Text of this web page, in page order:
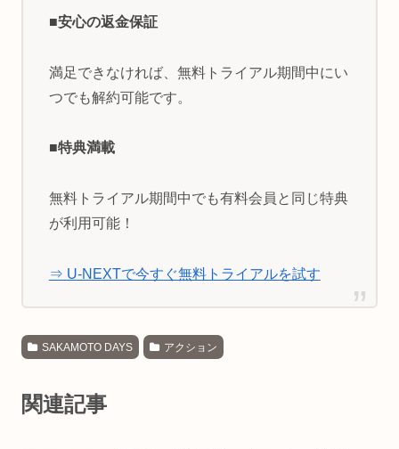
■安心の返金保証
満足できなければ、無料トライアル期間中にい
つでも解約可能です。
■特典満載
無料トライアル期間中でも有料会員と同じ特典
が利用可能！
⇒ U-NEXTで今すぐ無料トライアルを試す
SAKAMOTO DAYS アクション
関連記事